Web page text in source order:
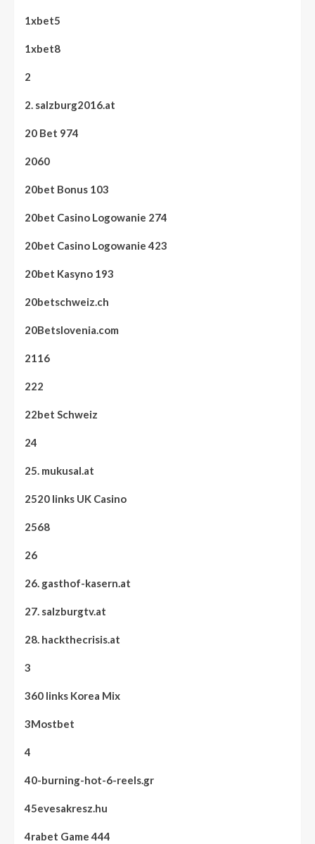
1xbet5
1xbet8
2
2. salzburg2016.at
20 Bet 974
2060
20bet Bonus 103
20bet Casino Logowanie 274
20bet Casino Logowanie 423
20bet Kasyno 193
20betschweiz.ch
20Betslovenia.com
2116
222
22bet Schweiz
24
25. mukusal.at
2520 links UK Casino
2568
26
26. gasthof-kasern.at
27. salzburgtv.at
28. hackthecrisis.at
3
360 links Korea Mix
3Mostbet
4
40-burning-hot-6-reels.gr
45evesakresz.hu
4rabet Game 444